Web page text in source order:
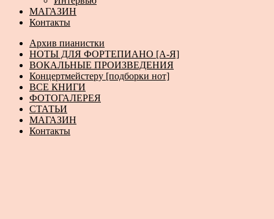
МАГАЗИН
Контакты
Архив пианистки
НОТЫ ДЛЯ ФОРТЕПИАНО [А-Я]
ВОКАЛЬНЫЕ ПРОИЗВЕДЕНИЯ
Концертмейстеру [подборки нот]
ВСЕ КНИГИ
ФОТОГАЛЕРЕЯ
СТАТЬИ
МАГАЗИН
Контакты